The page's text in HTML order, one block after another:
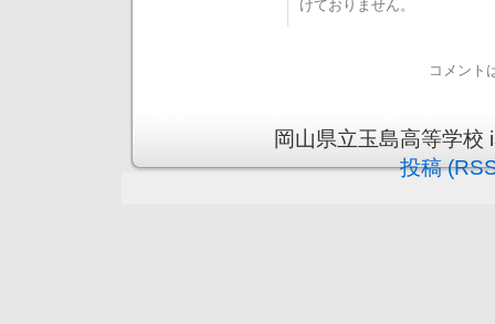
けておりません。
コメント
岡山県立玉島高等学
投稿